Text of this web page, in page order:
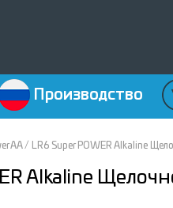
Производство
AA / LR6 Super POWER Alkaline
Alkaline